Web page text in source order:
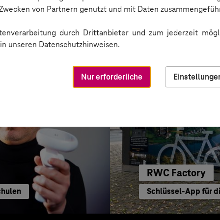
von Partnern genutzt und mit Daten
durch Drittanbieter und zum jederzeit
unseren Datenschutzhinweisen.
Nur erforderliche
Per App die
RWC Factory
Schlüssel-App für